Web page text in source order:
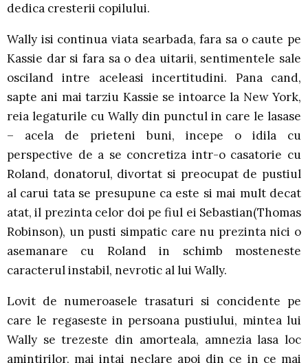
dedica cresterii copilului.
Wally isi continua viata searbada, fara sa o caute pe
Kassie dar si fara sa o dea uitarii, sentimentele sale
osciland intre aceleasi incertitudini. Pana cand,
sapte ani mai tarziu Kassie se intoarce la New York,
reia legaturile cu Wally din punctul in care le lasase
– acela de prieteni buni, incepe o idila cu
perspective de a se concretiza intr-o casatorie cu
Roland, donatorul, divortat si preocupat de pustiul
al carui tata se presupune ca este si mai mult decat
atat, il prezinta celor doi pe fiul ei Sebastian(Thomas
Robinson), un pusti simpatic care nu prezinta nici o
asemanare cu Roland in schimb mosteneste
caracterul instabil, nevrotic al lui Wally.
Lovit de numeroasele trasaturi si concidente pe
care le regaseste in persoana pustiului, mintea lui
Wally se trezeste din amorteala, amnezia lasa loc
amintirilor, mai intai neclare apoi din ce in ce mai